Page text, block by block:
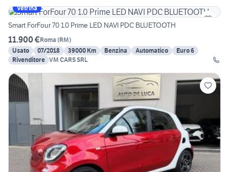
Vetrina
Smart ForFour 70 1.0 Prime LED NAVI PDC BLUETOOTH
11.900 €Roma (RM)
Usato
07/2018 39000 Km Benzina Automatico
Euro 6
Rivenditore VM CARS SRL